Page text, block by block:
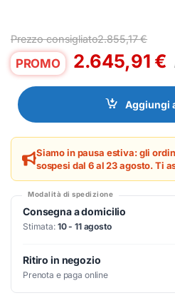
Prezzo consigliato2.855,17€
PROMO 2.645,91€
Aggiungi
Siamo in pausa estiva: gli
sospesi dal 6 al 23 agosto. Ti
Modalità di spedizione
Consegna a domicilio
Stimata: 10 - 11 agosto
Ritiro in negozio
Prenota e paga online